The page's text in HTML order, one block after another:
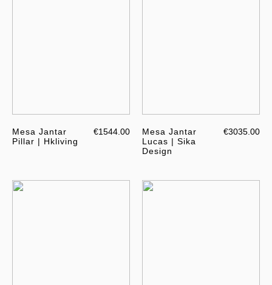
Mesa Jantar
Pillar | Hkliving
€1544.00
Mesa Jantar
Lucas | Sika
Design
€3035.00